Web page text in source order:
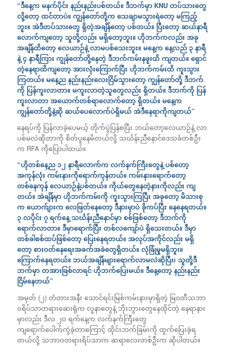
“ဒီနေ့က မနက်ပိုင်း နည်းနည်းပစ်တယ်။ ဒီဘက်မှာ KNU တပ်သားတွေ
လို့တော့ ထင်တာပဲ။ ကျွန်တော်တို့က သေချာမသွားရဲတော့ မကြည့်
ဘူး။ အဲဒီတပ်သားတွေ ရှိတဲ့အချိန်တော့ ပစ်တယ်။ ပြီးတော့ ဆယ်နာရီ
လောက်ကျတော့ သူတို့လည်း မရှိတော့ဘူး။ ဟိုဘက်ကလည်း အခု
အချိန်ထိတော့ လေယာဉ်နဲ့ လာမပစ်သေးဘူး။ မနေ့က နေ့လည် ၃ နာရီ
နဲ့ ၄ နာရီကြား ကျွန်တော်တို့နေတဲ့ ဒီဘက်ကမ်းနဖူးထိ ကျတယ်။ ရှောင်
တဲ့နေရာထိကျတော့ အားလုံးကြောက်ပြီး ဟိုဘက်ကမ်းထိ ကူးသွား
ကြတယ်။ မနေ့ည နည်းနည်းလေးငြိမ်သွားတော့ ကျွန်တော်တို့ ဒီဘက်
ကို ပြန်ကူးလာတာ။ မကူးလာတဲ့သူတွေလည်း ရှိတယ်။ ဒီဘက်ကို ပြန်
ကူးလာတာ အယောက်တစ်ရာလောက်တော့ ရှိတယ်။ မနေ့က
ကျွန်တော်တို့နဲ့ဆို ဆယ်ပေလောက်ပဲရှိမယ် အဲဒီနေရာကိုကျတယ်”
နေရပ်ကို ပြန်လာခဲ့ပေမယ့် တိုက်ပွဲပြန်စပြီး ဘယ်တော့လေယာဉ်နဲ့ လာ
ပစ်မလဲဆိုတာကို စိတ်ပူနေမိတယ်လို့ သင်္ဃန်းညီနောင်ဒေသခံတစ်ဦး
က RFA ကိုပြောပါတယ်။
“ဟိုတစ်နေ့ည ၁၂ နာရီလောက်က လက်နက်ကြီးတွေနဲ့ ပစ်တော့
အကုန်လုံး ကမ်းနားကိုရောက်ကုန်တယ်။ ကမ်းနားရောက်တော့
တစ်နေကုန် လေယာဉ်နဲ့ပစ်တယ်။ ကိုယ်တွေနေတဲ့နားကိုလည်း ကျ
တယ်။ အဲချိန်မှာ ဟိုဘက်ကမ်းကို ကူးသွားကြပြီး အခုတော့ မိသားစု
က ယောက်ျားက လေဖြတ်နေတော့ ဒီနားမှာပဲ ခိုကပ်ပြီး နေနေရတယ်။
၃ လပိုင်း ၇ ရက်နေ့ သင်္ဃန်းညီနောင်မှာ စစ်ဖြစ်တော့ ဒီဘက်ကို
ရောက်လာတာ။ ဒီမှာရောက်ပြီး တစ်လကျော်ပဲ ရှိသေးတယ်။ ဒီမှာ
တစ်ခါစစ်ထပ်ဖြစ်တော့ ပြေးနေရတယ်။ အလုပ်အကိုင်လည်း မရှိ
တော့ စားဝတ်နေရေးအခက်အခဲတွေရှိတယ်။ လုံခြုံမှုမရှိဘူး။
ကြောက်နေရတယ်။ ဘယ်အချိန်များရောက်လာမလဲဆိုပြီး၊ သူတို့ဒီ
ဘက်မှာ တအားဖြစ်လာရင် ဟိုဘက်ပြေးမယ်။ ဒီနေ့တော့ နည်းနည်း
ငြိမ်နေတယ်”
အမှတ် (၂) တံတားအနီး သောင်ရင်းမြစ်ကမ်းနားမှာရှိတဲ့ မြဝတီသဘာ
ဝရိပ်သာတရားဆေးရုံက လူနာတွေနဲ့ ဘိုးဘွားတွေနေထိုင်တဲ့ နေရာနား
မှာလည်း ဒီလ ၂ဝ ရက်နေ့က လက်နက်ကြီးတွေ
ကျရောက်ပေါက်ကွဲခဲ့တာကြောင့် ထိုင်းဘက်ခြမ်းကို ထွက်ပြေးခဲ့ရ
တယ်လို့ သဘာဝတရားရိပ်သာက ဆရာလေးတစ်ဦးက ဆိုပါတယ်။